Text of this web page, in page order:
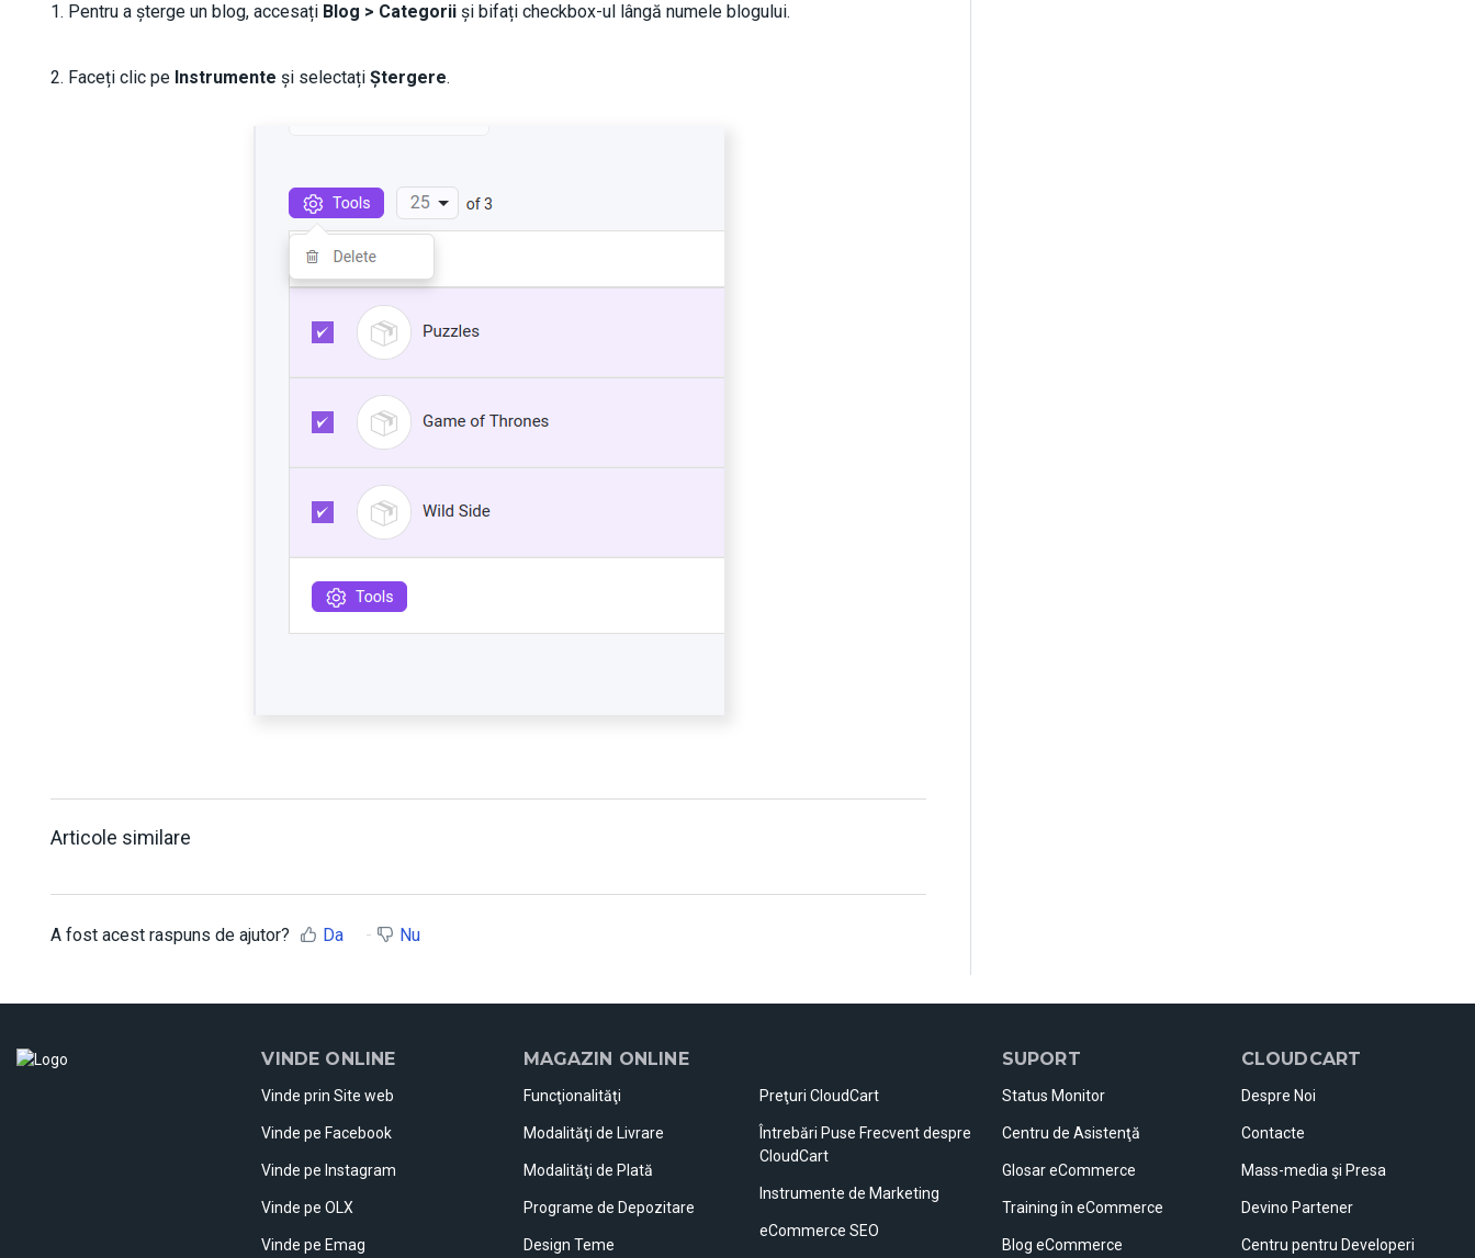
1. Pentru a șterge un blog, accesați Blog > Categorii și bifați checkbox-ul lângă numele blogului.
2. Faceți clic pe Instrumente și selectațiȘtergere.
Articole similare
A fost acest raspuns de ajutor? Da Nu
VINDE ONLINE
Vinde prin Site web
Vinde pe Facebook
Vinde pe Instagram
Vinde pe OLX
Vinde pe Emag
MAGAZIN ONLINE
Funcţionalităţi
Modalităţi de Livrare
Modalităţi de Plată
Programe de Depozitare
Design Teme
Preţuri CloudCart
Întrebări Puse Frecvent despre
CloudCart
Instrumente de Marketing
eCommerce SEO
SUPORT
Status Monitor
Centru de Asistenţă
Glosar eCommerce
Training în eCommerce
Blog eCommerce
CLOUDCART
Despre Noi
Contacte
Mass-media şi Presa
Devino Partener
Centru pentru Developeri